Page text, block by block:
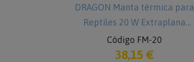
DRAGON Manta térmica para
Reptiles 20 W Extraplana
Código FM-20
38,15 €